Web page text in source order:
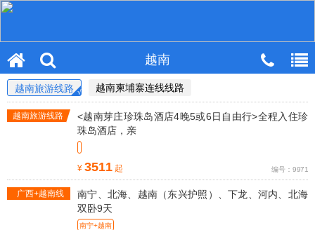
越南
越南旅游线路 越南柬埔寨连线线路
越南旅游线路
<越南芽庄珍珠岛酒店4晚5或6日自由行>全程入住珍
珠岛酒店，亲
¥ 3511 起 编号：9971
广西+越南线
南宁、北海、越南（东兴护照）、下龙、河内、北海
双卧9天
南宁+越南